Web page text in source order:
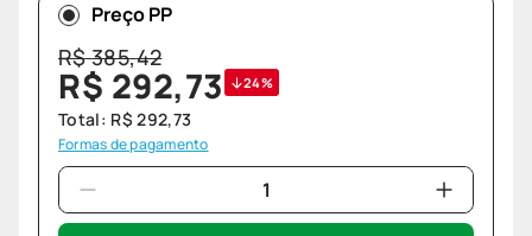
Preço PP
R$385,42
R$ 292,73 24%
Total: R$ 292,73
Formas de pagamento